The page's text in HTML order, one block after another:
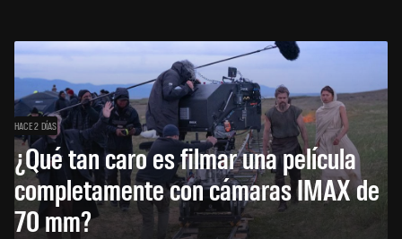
HACE 2 DÍAS
¿Qué tan caro es filmar una película
completamente con cámaras IMAX de
70 mm?